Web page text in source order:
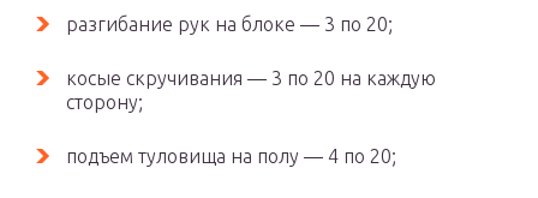
разгибание рук на блоке — 3 по 20;
косые скручивания — 3 по 20 на каждую
сторону;
подъем туловища на полу — 4 по 20;